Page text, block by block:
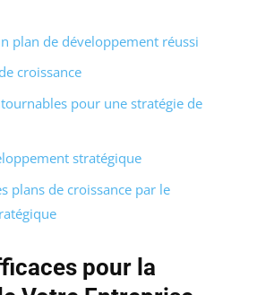
plan de développement réussi
croissance
pour une stratégie de
stratégique
plans de croissance par le
pour la